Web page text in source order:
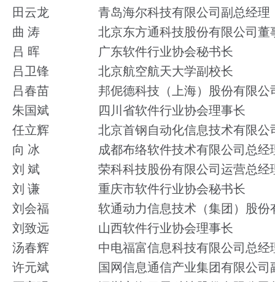
田云龙
青岛海尔科技有限公司副总经理
曲 涛
北京东方通科技股份有限公司董
吕 晖
广东软件行业协会秘书长
吕卫锋
北京航空航天大学副校长
吕春苗
邦伲德科技（上海）股份有限公
朱国斌
四川省软件行业协会理事长
任立辉
北京首钢自动化信息技术有限
向 冰
成都布络软件技术有限公司总经
刘 斌
荣科科技股份有限公司运营总经
刘 谦
重庆市软件行业协会秘书长
刘会福
软通动力信息技术（集团）股
刘致远
山西软件行业协会理事长
汤春辉
中电福富信息科技有限公司总经
许元斌
国网信息通信产业集团有限公司